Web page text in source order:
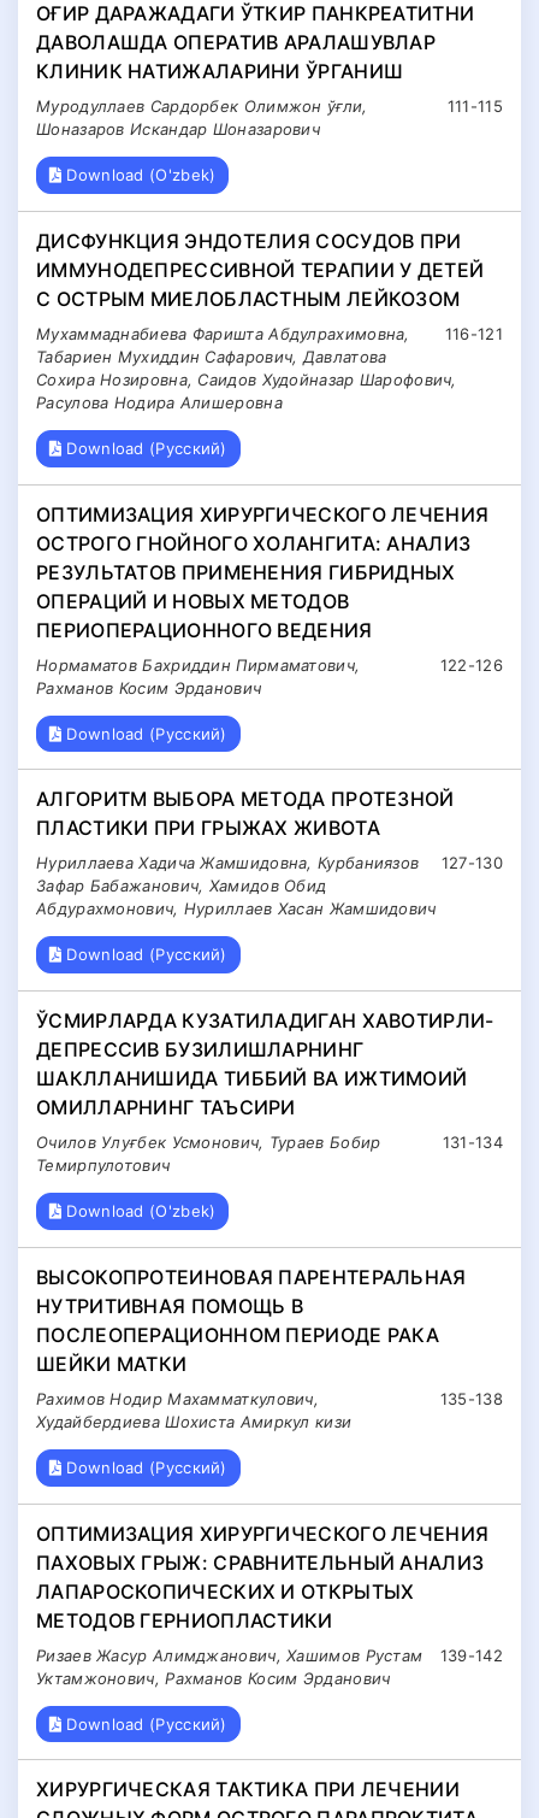
ОҒИР ДАРАЖАДАГИ ЎТКИР ПАНКРЕАТИТНИ
ДАВОЛАШДА ОПЕРАТИВ АРАЛАШУВЛАР
КЛИНИК НАТИЖАЛАРИНИ ЎРГАНИШ
111-115
Муродуллаев Сардорбек Олимжон ўғли,
Шоназаров Искандар Шоназарович
Download (O'zbek)
ДИСФУНКЦИЯ ЭНДОТЕЛИЯ СОСУДОВ ПРИ
ИММУНОДЕПРЕССИВНОЙ ТЕРАПИИ У ДЕТЕЙ
С ОСТРЫМ МИЕЛОБЛАСТНЫМ ЛЕЙКОЗОМ
116-121
Мухаммаднабиева Фаришта Абдулрахимовна,
Табариен Мухиддин Сафарович, Давлатова
Сохира Нозировна, Cаидов Худойназар Шарофович,
Расулова Нодира Алишеровна
Download (Русский)
ОПТИМИЗАЦИЯ ХИРУРГИЧЕСКОГО ЛЕЧЕНИЯ
ОСТРОГО ГНОЙНОГО ХОЛАНГИТА: АНАЛИЗ
РЕЗУЛЬТАТОВ ПРИМЕНЕНИЯ ГИБРИДНЫХ
ОПЕРАЦИЙ И НОВЫХ МЕТОДОВ
ПЕРИОПЕРАЦИОННОГО ВЕДЕНИЯ
122-126
Нормаматов Бахриддин Пирмаматович,
Рахманов Косим Эрданович
Download (Русский)
АЛГОРИТМ ВЫБОРА МЕТОДА ПРОТЕЗНОЙ
ПЛАСТИКИ ПРИ ГРЫЖАХ ЖИВОТА
127-130
Нуриллаева Хадича Жамшидовна, Курбаниязов
Зафар Бабажанович, Хамидов Обид
Абдурахмонович, Нуриллаев Хасан Жамшидович
Download (Русский)
ЎСМИРЛАРДА КУЗАТИЛАДИГАН ХАВОТИРЛИ-
ДЕПРЕССИВ БУЗИЛИШЛАРНИНГ
ШАКЛЛАНИШИДА ТИББИЙ ВА ИЖТИМОИЙ
ОМИЛЛАРНИНГ ТАЪСИРИ
131-134
Очилов Улуғбек Усмонович, Тураев Бобир
Темирпулотович
Download (O'zbek)
ВЫСОКОПРОТЕИНОВАЯ ПАРЕНТЕРАЛЬНАЯ
НУТРИТИВНАЯ ПОМОЩЬ В
ПОСЛЕОПЕРАЦИОННОМ ПЕРИОДЕ РАКА
ШЕЙКИ МАТКИ
135-138
Рахимов Нодир Махамматкулович,
Худайбердиева Шохиста Амиркул кизи
Download (Русский)
ОПТИМИЗАЦИЯ ХИРУРГИЧЕСКОГО ЛЕЧЕНИЯ
ПАХОВЫХ ГРЫЖ: СРАВНИТЕЛЬНЫЙ АНАЛИЗ
ЛАПАРОСКОПИЧЕСКИХ И ОТКРЫТЫХ
МЕТОДОВ ГЕРНИОПЛАСТИКИ
139-142
Ризаев Жасур Алимджанович, Хашимов Рустам
Уктамжонович, Рахманов Косим Эрданович
Download (Русский)
ХИРУРГИЧЕСКАЯ ТАКТИКА ПРИ ЛЕЧЕНИИ